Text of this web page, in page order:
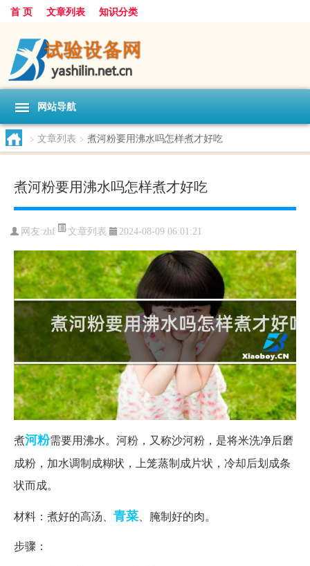
首 页 文章列表 知识分类
网站导航
> 文章列表 > 煮河粉要用沸水吗怎样煮才好吃
煮河粉要用沸水吗怎样煮才好吃
网友:zhf 文章列表 2024-08-09 06:01:21
煮河粉需要用沸水。河粉，又称沙河粉，是将米洗净后磨
成粉，加水调制成糊状，上笼蒸制成片状，冷却后划成条
状而成。
材料：煮好的高汤、 青菜、腌制好的肉。
步骤：